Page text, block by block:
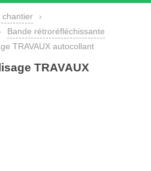
chantier
›
Bande rétroréfléchissante
TRAVAUX autocollant
TRAVAUX